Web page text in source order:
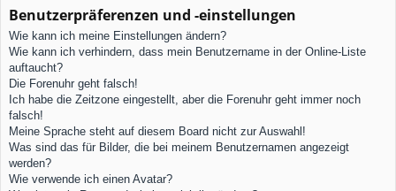
Benutzerpräferenzen und -einstellungen
Wie kann ich meine Einstellungen ändern?
Wie kann ich verhindern, dass mein Benutzername in der Online-Liste
auftaucht?
Die Forenuhr geht falsch!
Ich habe die Zeitzone eingestellt, aber die Forenuhr geht immer noch
falsch!
Meine Sprache steht auf diesem Board nicht zur Auswahl!
Was sind das für Bilder, die bei meinem Benutzernamen angezeigt
werden?
Wie verwende ich einen Avatar?